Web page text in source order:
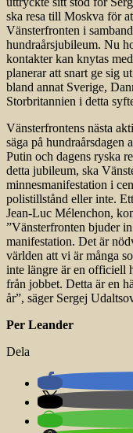
ska resa till Moskva för
Vänsterfronten i
hundraårsjubileum. Nu
kontakter kan knytas
planerar att snart ge sig
bland annat Sverige,
Storbritannien i detta
Vänsterfrontens nästa
säga på
Putin och dagens ryska
detta jubileum, ska
minnesmanifestation i
polistillstånd eller inte.
Jean-Luc Mélenchon,
”Vänsterfronten bjuder
manifestation. Det är
världen att vi är många
inte längre är en officiell
från jobbet. Detta är en
år”, säger Sergej
Per Leander
Dela